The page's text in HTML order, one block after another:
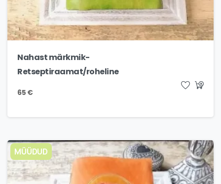
Nahast märkmik-
Retseptiraamat/roheline
65 €
MÜÜDUD